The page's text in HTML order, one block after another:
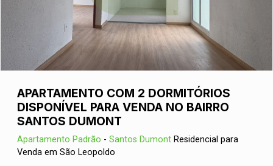
APARTAMENTO COM 2 DORMITÓRIOS
DISPONÍVEL PARA VENDA NO BAIRRO
SANTOS DUMONT
Apartamento Padrão - Santos Dumont Residencial para
Venda em São Leopoldo